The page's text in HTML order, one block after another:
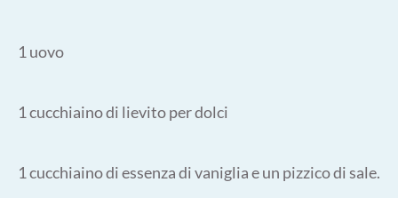
1 uovo
1 cucchiaino di lievito per dolci
1 cucchiaino di essenza di vaniglia e un pizzico di sale.